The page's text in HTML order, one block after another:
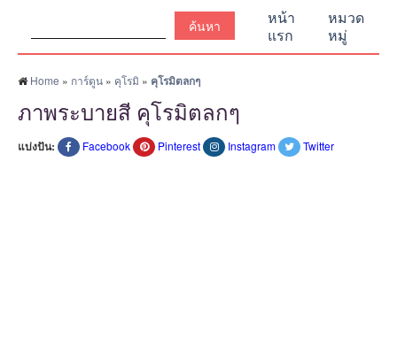
หน้า
แรก
หมวด
หมู่
Home » การ์ตูน » คุโรมิ » คุโรมิตลกๆ
ภาพระบายสี คุโรมิตลกๆ
แบ่งปัน: Facebook Pinterest Instagram Twitter